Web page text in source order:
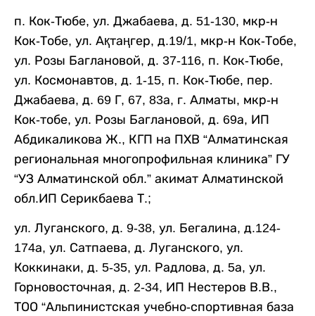
п. Кок-Тюбе, ул. Джабаева, д. 51-130, мкр-н
Кок-Тобе, ул. Ақтаңгер, д.19/1, мкр-н Кок-Тобе,
ул. Розы Баглановой, д. 37-116, п. Кок-Тюбе,
ул. Космонавтов, д. 1-15, п. Кок-Тюбе, пер.
Джабаева, д. 69 Г, 67, 83а, г. Алматы, мкр-н
Кок-тобе, ул. Розы Баглановой, д. 69а, ИП
Абдикаликова Ж., КГП на ПХВ “Алматинская
региональная многопрофильная клиника” ГУ
“УЗ Алматинской обл.” акимат Алматинской
обл.ИП Серикбаева Т.;
ул. Луганского, д. 9-38, ул. Бегалина, д.124-
174а, ул. Сатпаева, д. Луганского, ул.
Коккинаки, д. 5-35, ул. Радлова, д. 5а, ул.
Горновосточная, д. 2-34, ИП Нестеров В.В.,
ТОО “Альпинистская учебно-спортивная база